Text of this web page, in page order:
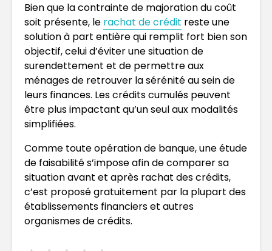
Bien que la contrainte de majoration du coût
soit présente, le rachat de crédit reste une
solution à part entière qui remplit fort bien son
objectif, celui d’éviter une situation de
surendettement et de permettre aux
ménages de retrouver la sérénité au sein de
leurs finances. Les crédits cumulés peuvent
être plus impactant qu’un seul aux modalités
simplifiées.
Comme toute opération de banque, une étude
de faisabilité s’impose afin de comparer sa
situation avant et après rachat des crédits,
c’est proposé gratuitement par la plupart des
établissements financiers et autres
organismes de crédits.